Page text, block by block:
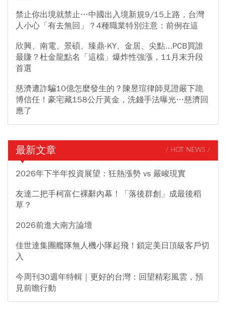
禁止你出境就禁止…中國出入境新規9/15上路，台灣
人小心「有去無回」？4種職業特別注意：前例在這
欣興、南電、景碩、臻鼎-KY、金居、尖點...PCB買誰
最賺？杜金龍點名「這檔」爆炸性強漲，11月末升段
首選
慈濟遭詐騙10億怎麼發生的？陳昱瑄律師見證嚴下跪
博信任！豪宅藏158公斤黃金，洗錢手法曝光…慈濟回
應了
最新文章 / HOT NEWS /
2026年下半年投資展望：狂熱漲勢 vs 嚴峻現實
友達二把手柯富仁裸辭內幕！「落後群創」成最後稻
草？
2026前進大南方論壇
佳世達集團艦隊無人機小隊起飛！鎖定美日頂級客戶切
入
今周刊30週年特輯｜更好的台灣：回望精彩風雲，預
見前瞻行動